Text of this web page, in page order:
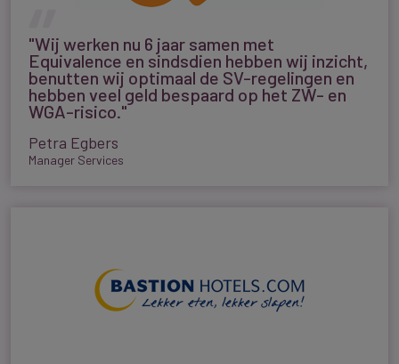
"Wij werken nu 6 jaar samen met
Equivalence en sindsdien hebben wij inzicht,
benutten wij optimaal de SV-regelingen en
hebben veel geld bespaard op het ZW- en
WGA-risico."
Petra Egbers
Manager Services